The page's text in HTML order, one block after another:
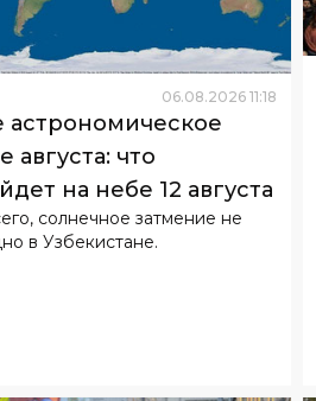
06.08.2026 11:18
астрономическое
августа: что
на небе 12 августа
солнечное затмение не
в Узбекистане.